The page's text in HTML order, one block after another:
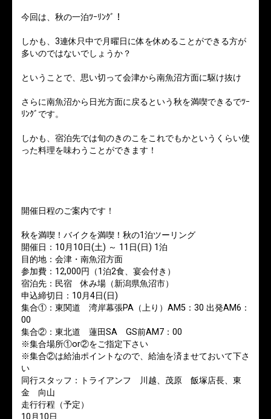
今回は、秋の一泊ﾂｰﾘﾝｸﾞ！
しかも、3連休只中で月曜日に体を休めることができる方が
多いのではないでしょうか？
ということで、思い切って会津から南魚沼方面に駆け抜け
さらに南魚沼から日光方面に戻るという秋を満喫できるでﾂｰ
ﾘﾝｸﾞです。
しかも、宿泊先では旬のきのこをこれでもかというくらい使
った料理を味わうことができます！
開催日程のご案内です！
秋を満喫！バイクを満喫！秋の1泊ツーリング
開催日：10月10日(土) ～ 11日(日) 1泊
目的地：会津・南魚沼方面
参加費：12,000円（1泊2食、宴会付き）
宿泊先：民宿 休み場（新潟県魚沼市）
申込締切日：10月4日(日)
集合①：東関道 湾岸幕張PA（上り）AM5：30 出発AM6：
00
集合②：東北道 蓮田SA GS前AM7：00
※集合場所①or②をご指定下さい
※集合②は給油ポイントなので、給油を済ませておいて下さ
い
同行スタッフ：トライアンフ 川越、茂原 飯塚店長、東
金 向山
走行行程（予定）